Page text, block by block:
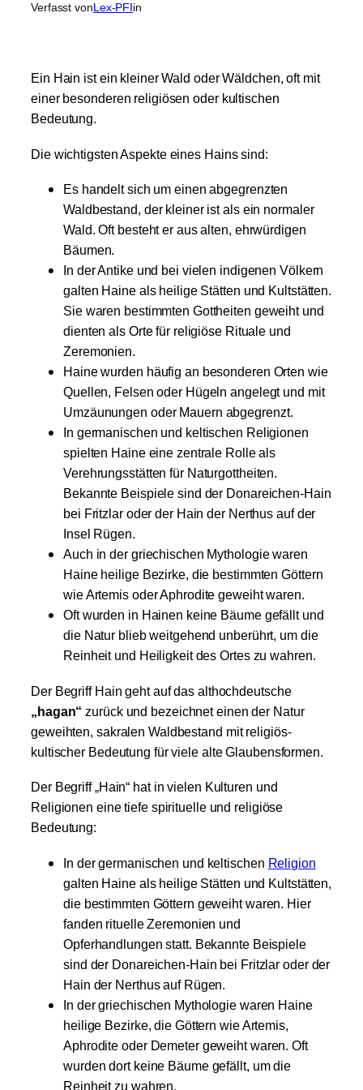
Verfasst vonLex-PFIin
Ein Hain ist ein kleiner Wald oder Wäldchen, oft mit
einer besonderen religiösen oder kultischen
Bedeutung.
Die wichtigsten Aspekte eines Hains sind:
Es handelt sich um einen abgegrenzten
Waldbestand, der kleiner ist als ein normaler
Wald. Oft besteht er aus alten, ehrwürdigen
Bäumen.
In der Antike und bei vielen indigenen Völkern
galten Haine als heilige Stätten und Kultstätten.
Sie waren bestimmten Gottheiten geweiht und
dienten als Orte für religiöse Rituale und
Zeremonien.
Haine wurden häufig an besonderen Orten wie
Quellen, Felsen oder Hügeln angelegt und mit
Umzäunungen oder Mauern abgegrenzt.
In germanischen und keltischen Religionen
spielten Haine eine zentrale Rolle als
Verehrungsstätten für Naturgottheiten.
Bekannte Beispiele sind der Donareichen-Hain
bei Fritzlar oder der Hain der Nerthus auf der
Insel Rügen.
Auch in der griechischen Mythologie waren
Haine heilige Bezirke, die bestimmten Göttern
wie Artemis oder Aphrodite geweiht waren.
Oft wurden in Hainen keine Bäume gefällt und
die Natur blieb weitgehend unberührt, um die
Reinheit und Heiligkeit des Ortes zu wahren.
Der Begriff Hain geht auf das althochdeutsche
„hagan“ zurück und bezeichnet einen der Natur
geweihten, sakralen Waldbestand mit religiös-
kultischer Bedeutung für viele alte Glaubensformen.
Der Begriff „Hain“ hat in vielen Kulturen und
Religionen eine tiefe spirituelle und religiöse
Bedeutung:
In der germanischen und keltischen Religion
galten Haine als heilige Stätten und Kultstätten,
die bestimmten Göttern geweiht waren. Hier
fanden rituelle Zeremonien und
Opferhandlungen statt. Bekannte Beispiele
sind der Donareichen-Hain bei Fritzlar oder der
Hain der Nerthus auf Rügen.
In der griechischen Mythologie waren Haine
heilige Bezirke, die Göttern wie Artemis,
Aphrodite oder Demeter geweiht waren. Oft
wurden dort keine Bäume gefällt, um die
Reinheit zu wahren.